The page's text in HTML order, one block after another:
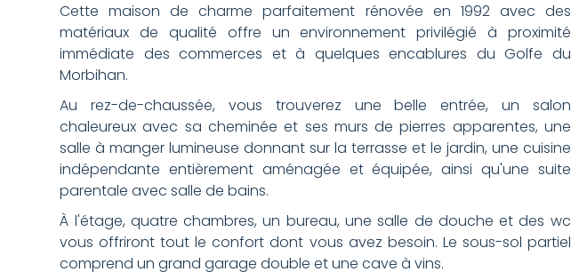
Cette maison de charme parfaitement rénovée en 1992 avec des
matériaux de qualité offre un environnement privilégié à proximité
immédiate des commerces et à quelques encablures du Golfe du
Morbihan.
Au rez-de-chaussée, vous trouverez une belle entrée, un salon
chaleureux avec sa cheminée et ses murs de pierres apparentes, une
salle à manger lumineuse donnant sur la terrasse et le jardin, une cuisine
indépendante entièrement aménagée et équipée, ainsi qu'une suite
parentale avec salle de bains.
À l'étage, quatre chambres, un bureau, une salle de douche et des wc
vous offriront tout le confort dont vous avez besoin. Le sous-sol partiel
comprend un grand garage double et une cave à vins.